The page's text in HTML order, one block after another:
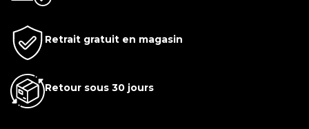
Retrait gratuit en magasin
Retour sous 30 jours